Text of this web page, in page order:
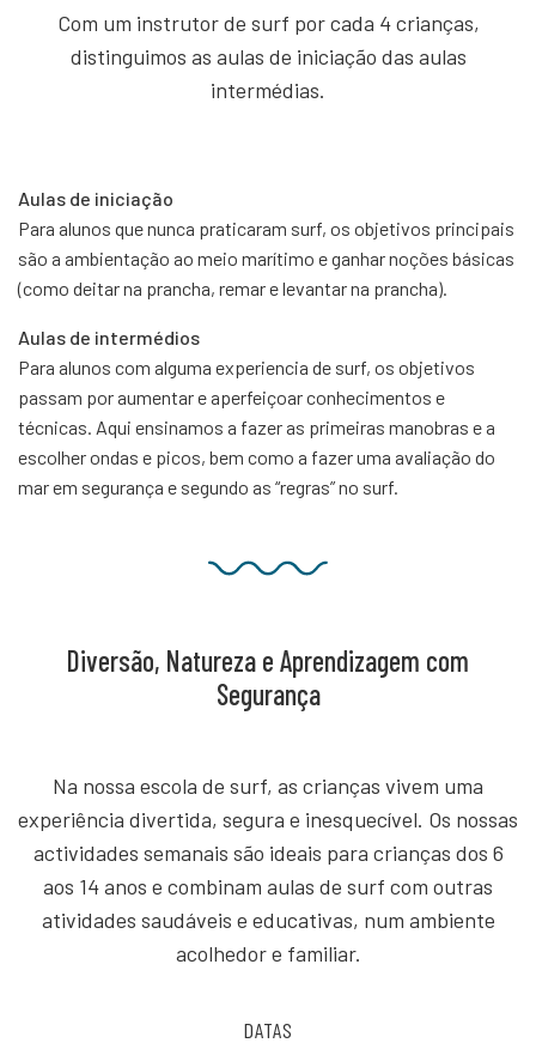
Com um instrutor de surf por cada 4 crianças,
distinguimos as aulas de iniciação das aulas
intermédias.
Aulas de iniciação
Para alunos que nunca praticaram surf, os objetivos principais
são a ambientação ao meio marítimo e ganhar noções básicas
(como deitar na prancha, remar e levantar na prancha).
Aulas de intermédios
Para alunos com alguma experiencia de surf, os objetivos
passam por aumentar e aperfeiçoar conhecimentos e
técnicas. Aqui ensinamos a fazer as primeiras manobras e a
escolher ondas e picos, bem como a fazer uma avaliação do
mar em segurança e segundo as “regras” no surf.
Diversão, Natureza e Aprendizagem com
Segurança
Na nossa escola de surf, as crianças vivem uma
experiência divertida, segura e inesquecível. Os nossas
actividades semanais são ideais para crianças dos 6
aos 14 anos e combinam aulas de surf com outras
atividades saudáveis e educativas, num ambiente
acolhedor e familiar.
DATAS